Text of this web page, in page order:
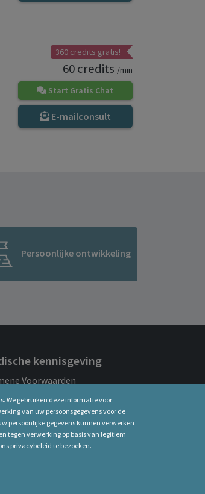
360 credits gratis!
60 credits /min
Start Gratis Chat
E-mailconsult
Persoonlijke ontwikkeling
kennisgeving
Voorwaarden
Policy
beleid
We gebruiken deze informatie voor
van uw persoonsgegevens voor de
persoonlijke gegevens kunnen verwerken
tegen verwerking op basis van legitiem
privacybeleid te bezoeken.